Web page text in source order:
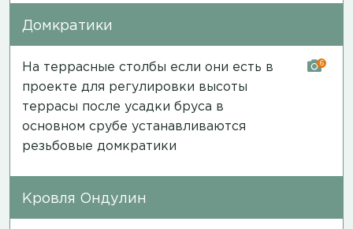
Домкратики
На террасные столбы если они есть в
проекте для регулировки высоты
террасы после усадки бруса в
основном срубе устанавливаются
резьбовые домкратики
6
Кровля Ондулин